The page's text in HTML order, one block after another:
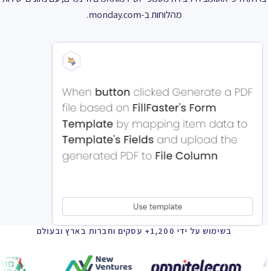
מהלוחות ב-monday.com.
בשימוש על ידי 1,200+ עסקים וחברות בארץ ובעולם